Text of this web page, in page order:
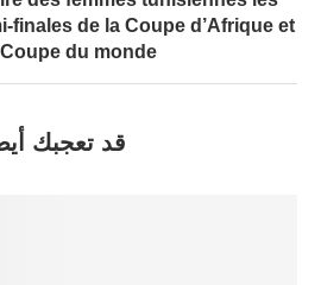
finales de la Coupe d’Afrique et
du monde
قد تعجبك